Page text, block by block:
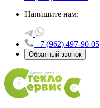
Напишите нам:
+7 (962) 497-90-05
Обратный звонок